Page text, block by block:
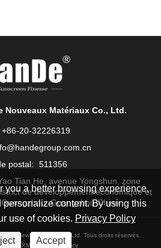
Nouveaux Matériaux Co., Ltd.
+86-20-32226319
postal:
511356
Tian He, avenue Yongshun, zone
de développement économique et
Guangzhou Chine
New Materials Co., Ltd. Tous droits réservés.
RSS XML Privacy Policy
you a better browsing experience,
personalize content. By using this
use of cookies. Privacy Policy
Accept